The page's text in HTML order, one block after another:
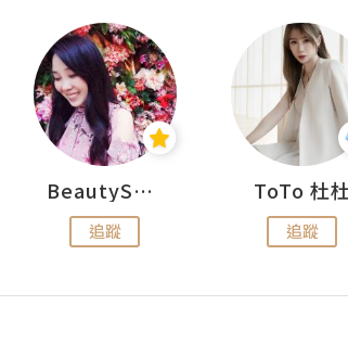
BeautySearch
追蹤
ToTo 杜
追蹤